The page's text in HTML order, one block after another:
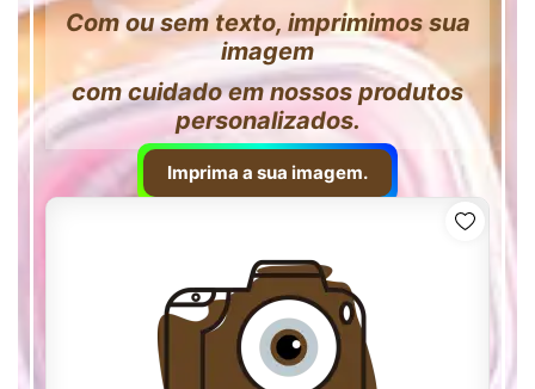
Com ou sem texto, imprimimos sua
imagem
com cuidado em nossos produtos
personalizados.
Imprima a sua imagem.